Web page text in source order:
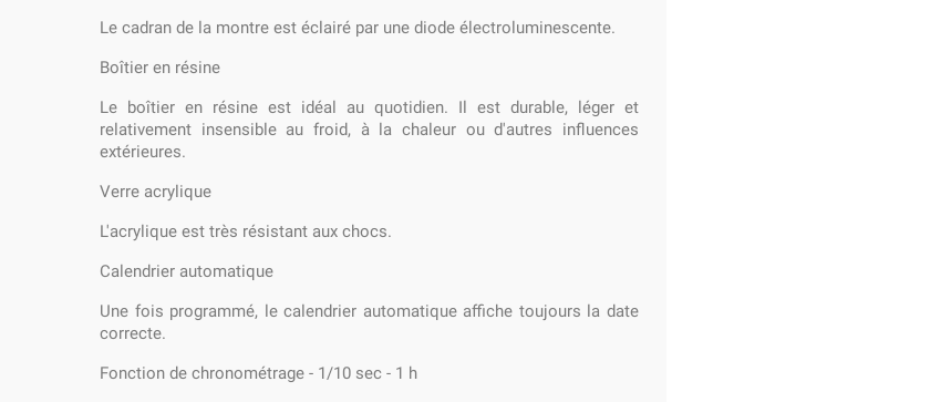
Le cadran de la montre est éclairé par une diode électroluminescente.
Boîtier en résine
Le boîtier en résine est idéal au quotidien. Il est durable, léger et
relativement insensible au froid, à la chaleur ou d'autres influences
extérieures.
Verre acrylique
L'acrylique est très résistant aux chocs.
Calendrier automatique
Une fois programmé, le calendrier automatique affiche toujours la date
correcte.
Fonction de chronométrage - 1/10 sec - 1 h